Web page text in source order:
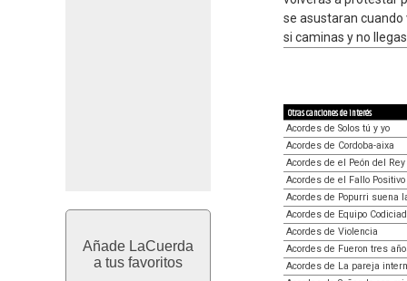
Añade LaCuerda
a tus favoritos
se asustaran
si caminas y no
Otras canciones de interés
Acordes de Solos tú y yo
Acordes de Cordoba-aixa
Acordes de el Peón del
Acordes de el Fallo Positivo
Acordes de Popurri suena
Acordes de Equipo
Acordes de Violencia
Acordes de Fueron tres
Acordes de La pareja